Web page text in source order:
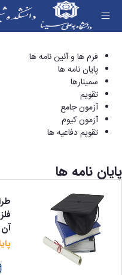
دانشکده
درباره
دانشکده
تاریخچه
ریاست
دانشکده
آلبوم
تماس
دانشکده
معاونت
آموزشی
معاونت
پژوهشی
معاونت
پایان نامه ها -
فرم ها و آئین نامه ها
پایان نامه ها
سمینارها
تقویم
آزمون جامع
آزمون کیوم
تقویم دفاعیه ها
پایان نامه ها